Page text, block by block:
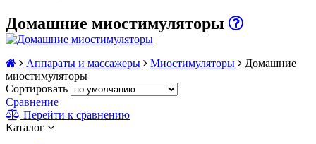
Домашние миостимуляторы
Аппараты и массажеры Миостимуляторы
Домашние
миостимуляторы
Сортировать
Сравнение
Перейти к сравнению
Каталог